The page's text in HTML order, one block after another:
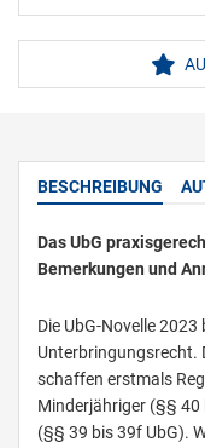
BESCHREIBUNG
Das UbG
Bemerkungen und
Die UbG-Novelle
Unterbringungsrecht.
schaffen erstmals
Minderjähriger (§§ 40
(§§ 39 bis 39f UbG).